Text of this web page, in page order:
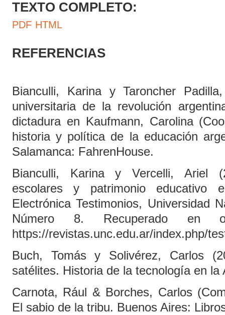
TEXTO COMPLETO:
PDF HTML
REFERENCIAS
Bianculli, Karina y Taroncher
universitaria de la revolución
dictadura en Kaufmann, Carolina
historia y política de la educación
Salamanca: FahrenHouse.
Bianculli, Karina y Vercelli, Ariel
escolares y patrimonio educativo
Electrónica Testimonios, Universidad
Número 8. Recuperado en
https://revistas.unc.edu.ar/index.php/
Buch, Tomás y Solivérez, Carlos
satélites. Historia de la tecnología en la
Carnota, Rául & Borches, Carlos
El sabio de la tribu. Buenos Aires: